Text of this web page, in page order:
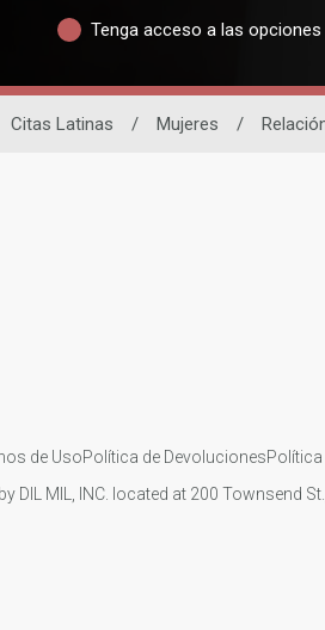
Tenga acceso a las
Citas Latinas / Mujeres /
de UsoPolítica de Devoluciones
DIL MIL, INC. located at 200 Townsend